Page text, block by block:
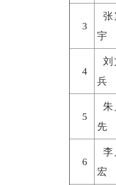
3
张
宇
4
刘
兵
5
朱
先
6
李
宏